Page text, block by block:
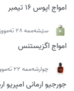
امواج اپوس 16 تیمبر
سێشەممە 28 تەمووز 2026
امواج اگزیستنس
چوارشەممە 22 تەمووز 2026
جورجیو ارمانی امپریو